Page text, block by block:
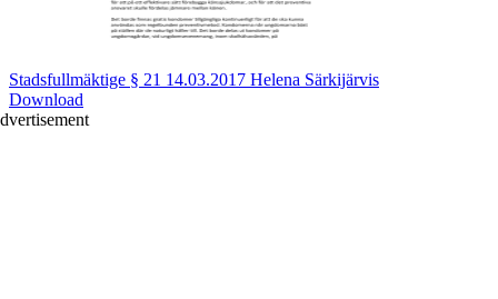
Stadsfullmäktige § 21 14.03.2017 Helena Särkijärvis
Download